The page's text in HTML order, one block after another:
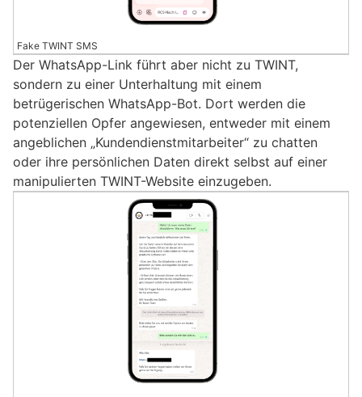
Fake TWINT SMS
Der WhatsApp-Link führt aber nicht zu TWINT,
sondern zu einer Unterhaltung mit einem
betrügerischen WhatsApp-Bot. Dort werden die
potenziellen Opfer angewiesen, entweder mit einem
angeblichen „Kundendienstmitarbeiter“ zu chatten
oder ihre persönlichen Daten direkt selbst auf einer
manipulierten TWINT-Website einzugeben.